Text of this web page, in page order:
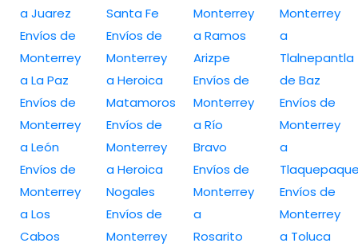
a Juarez
Envíos de
Monterrey
a La Paz
Envíos de
Monterrey
a León
Envíos de
Monterrey
a Los
Cabos
Santa Fe
Envíos de
Monterrey
a Heroica
Matamoros
Envíos de
Monterrey
a Heroica
Nogales
Envíos de
Monterrey
Monterrey
a Ramos
Arizpe
Envíos de
Monterrey
a Río
Bravo
Envíos de
Monterrey
a
Rosarito
Monterrey
a
Tlalnepantla
de Baz
Envíos de
Monterrey
a
Envíos de
Monterrey
a Toluca